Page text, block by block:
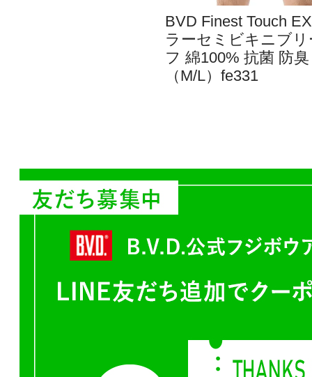
BVD Finest Touch
ラーセミビキニブリ
フ 綿100% 抗菌 防臭
（M/L）fe331